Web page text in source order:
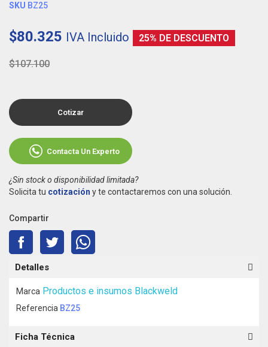
SKU BZ25
$80.325 IVA Incluido 25% DE DESCUENTO
$107.100
Cotizar
Contacta Un Experto
¿Sin stock o disponibilidad limitada?
Solicita tu cotización y te contactaremos con una solución.
Compartir
Detalles
Marca Productos e insumos Blackweld
Referencia BZ25
Ficha Técnica